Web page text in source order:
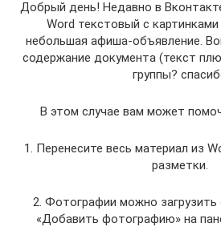
Добрый день! Недавно в
Word текстовый с
небольшая афиша-объявление.
содержание документа (текст
группы?
В этом случае вам может
1. Перенесите весь материал из
разметки.
2. Фотографии можно
«Добавить фотографию» на